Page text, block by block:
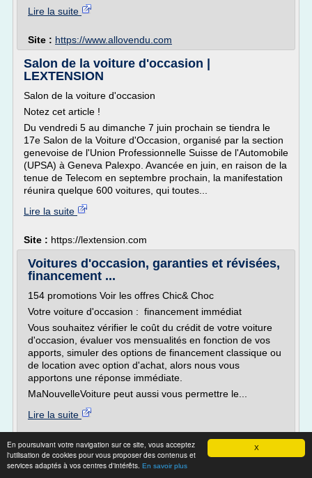
X
En poursuivant votre navigation sur ce site, vous acceptez
l'utilisation de cookies pour vous proposer des contenus et
services adaptés à vos centres d'intérêts. En savoir plus
Lire la suite
Site : https://www.allovendu.com
Salon de la voiture d'occasion |
LEXTENSION
Salon de la voiture d'occasion
Notez cet article !
Du vendredi 5 au dimanche 7 juin prochain se tiendra le
17e Salon de la Voiture d'Occasion, organisé par la section
genevoise de l'Union Professionnelle Suisse de l'Automobile
(UPSA) à Geneva Palexpo. Avancée en juin, en raison de la
tenue de Telecom en septembre prochain, la manifestation
réunira quelque 600 voitures, qui toutes...
Lire la suite
Site : https://lextension.com
Voitures d'occasion, garanties et révisées,
financement ...
154 promotions Voir les offres Chic& Choc
Votre voiture d'occasion : financement immédiat
Vous souhaitez vérifier le coût du crédit de votre voiture
d'occasion, évaluer vos mensualités en fonction de vos
apports, simuler des options de financement classique ou
de location avec option d'achat, alors nous vous
apportons une réponse immédiate.
MaNouvelleVoiture peut aussi vous permettre le...
Lire la suite
Site :http://www.manouvellevoiture.com
Argus voiture d'occasion | autolive.be